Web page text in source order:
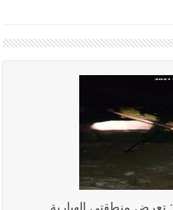
تستقبل السيد محمد زيدان:
حماية القيمة التراثية للمدينة
نادي الحرية لكرة القدم
: تعرض منطقتي الهبارية